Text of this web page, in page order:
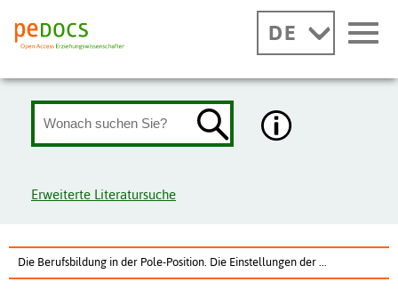
DE
Erweiterte Literatursuche
Die Berufsbildung in der Pole-Position. Die Einstellungen der ...